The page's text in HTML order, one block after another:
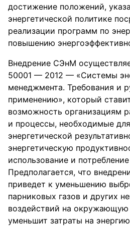
достижение положений,
энергетической политике
реализации программ по
повышению
Внедрение СЭнМ
50001 — 2012 — «Системы
менеджмента. Требования и
применению», который
возможность организациям
и процессы, необходимые
энергетической
энергетическую
использование и
Предполагается, что
приведет к уменьшению
парниковых газов и других
воздействий на окружающую
уменьшит затраты на